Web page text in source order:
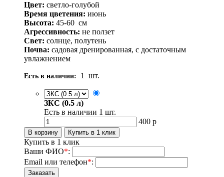
Цвет: светло-голубой
Время цветения: июнь
Высота: 45-60 см
Агрессивность: не ползет
Свет: солнце, полутень
Почва: садовая дренированная, с достаточным
увлажнением
Есть в наличии: 1 шт.
ЗКС (0.5 л)
Есть в наличии 1 шт.
400 р
Купить в 1 клик
Ваши ФИО*:
Email или телефон*: